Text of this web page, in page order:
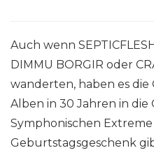
Auch wenn
DIMMU BORGIR oder
wanderten, haben es
Alben in 30 Jahren in die
Symphonischen
Geburtstagsgeschenk